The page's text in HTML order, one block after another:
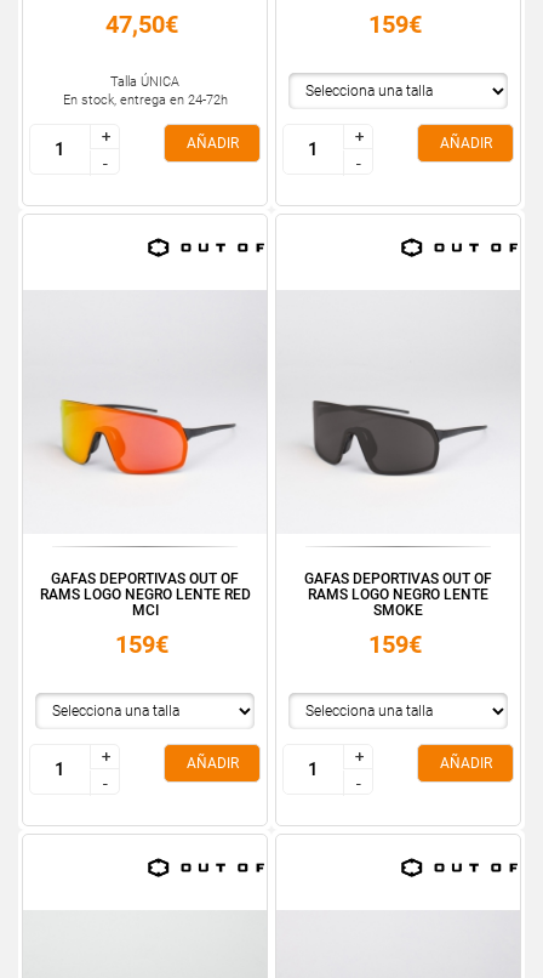
47,50€
Talla ÚNICA
En stock, entrega en 24-72h
+
-
+
-
AÑADIR
159€
+
-
+
-
AÑADIR
GAFAS DEPORTIVAS OUT OF
RAMS LOGO NEGRO LENTE RED
MCI
159€
+
-
+
-
AÑADIR
GAFAS DEPORTIVAS OUT OF
RAMS LOGO NEGRO LENTE
SMOKE
159€
+
-
+
-
AÑADIR